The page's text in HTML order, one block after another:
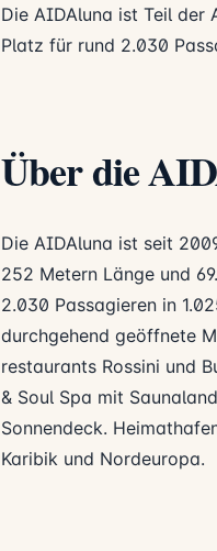
Die AIDAluna ist Teil der
Platz für rund 2.030
Über die
Die AIDAluna ist seit
252 Metern Länge und
2.030 Passagieren in
durchgehend geöffnete
restaurants Rossini und
& Soul Spa mit
Sonnendeck.
Karibik und Nordeuropa.